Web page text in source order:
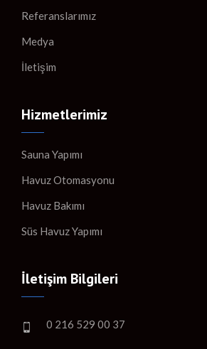
Referanslarımız
Medya
İletişim
Hizmetlerimiz
Sauna Yapımı
Havuz Otomasyonu
Havuz Bakımı
Süs Havuz Yapımı
İletişim Bilgileri
0 216 529 00 37